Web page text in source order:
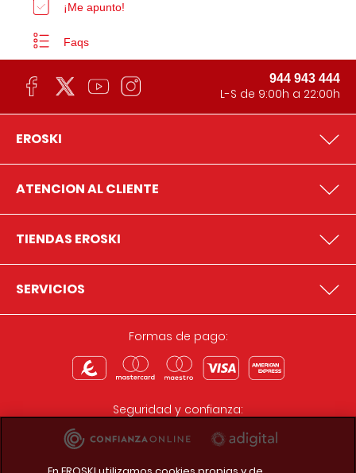
¡Me apunto!
Faqs
944 943 444
L-S de 9:00h a 22:00h
EROSKI
ATENCION AL CLIENTE
TIENDAS EROSKI
SERVICIOS
Formas de pago:
Seguridad y confianza: